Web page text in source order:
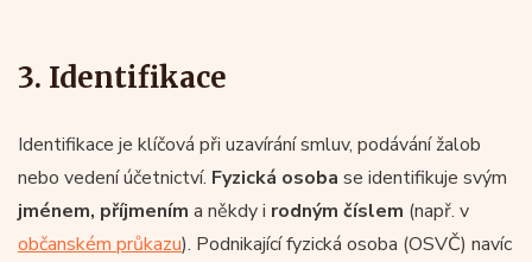
3. Identifikace
Identifikace je klíčová při uzavírání smluv, podávání žalob
nebo vedení účetnictví. Fyzická osoba se identifikuje svým
jménem, příjmením a někdy i rodným číslem (např. v
občanském průkazu). Podnikající fyzická osoba (OSVČ) navíc